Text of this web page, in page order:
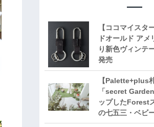
【ココマイスタ
ドオールド アメ
り新色ヴィンテ
発売
【Palette+plus
「secret
ップしたForest
の七五三・ベビ